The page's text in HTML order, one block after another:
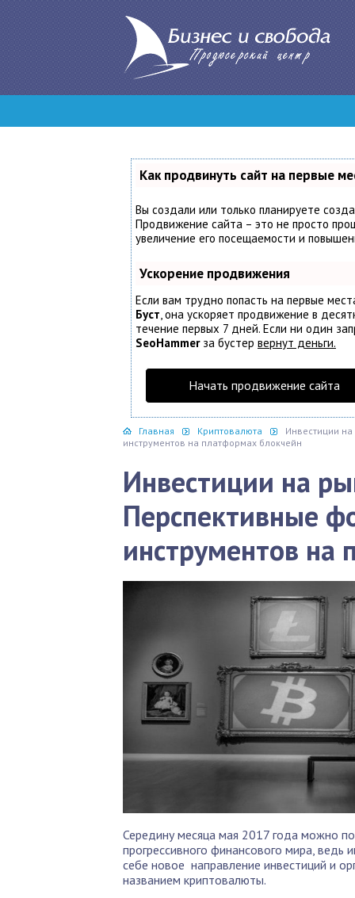
Как продвинуть сайт на первые
Вы создали или только планируете
Продвижение сайта – это не просто
увеличение его посещаемости и
Ускорение продвижения
Если вам трудно попасть на первые
Буст, она ускоряет продвижение в
течение первых 7 дней. Если ни один
SeoHammerза бустер вернут деньги.
Начать продвижение сайта
Главная Криптовалюта
Инвестиции
инструментов на платформах блокчейн
Инвестиции на
Перспективные
инструментов на
Середину месяца мая 2017 года можно
прогрессивного финансового мира,
себе новое направление инвестиций и
названием криптовалюты.